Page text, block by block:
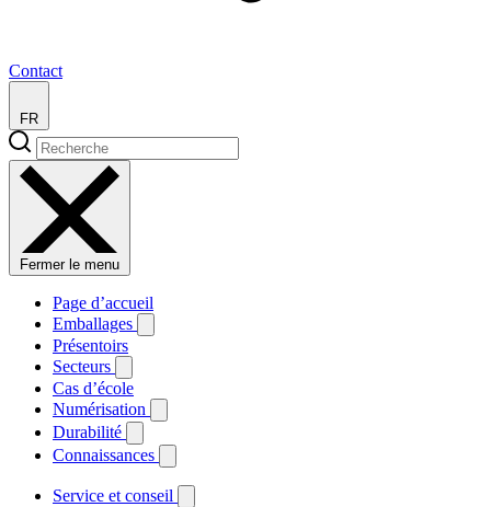
Contact
FR
Fermer le menu
Page d’accueil
Emballages
Présentoirs
Secteurs
Cas d’école
Numérisation
Durabilité
Connaissances
Service et conseil